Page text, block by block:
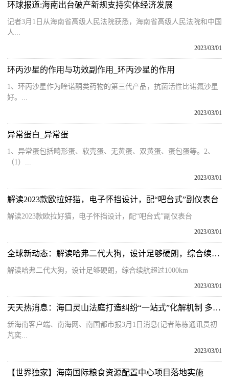
环球报道:海南出台破产新规支持实体经济发展
记者3月1日从海南省高级人民法院获悉，海南省高级人民法院和中国
人...
2023/03/01
环丙沙星的作用与功效副作用_环丙沙星的作用
1、环丙沙星作为喹诺酮类药物的第三代产品，抗菌活性比诺氟沙星
好。...
2023/03/01
异常蛋白_异常蛋
1、异常蛋包括畸形蛋、软壳蛋、无黄蛋、双黄蛋、蛋包蛋等。2、
（1）...
2023/03/01
解读2023款欧拉好猫，电子怀挡设计，配“吧台式”副仪表台
解读2023款欧拉好猫，电子怀挡设计，配“吧台式”副仪表台
2023/03/01
全球新动态：解读哈弗二代大狗，设计足够硬朗，综合续航超过1000km
解读哈弗二代大狗，设计足够硬朗，综合续航超过1000km
2023/03/01
天天热消息：海口灵山法庭打造纠纷“一站式”化解机制 多方联动对接诉源治理
新海南客户端、南海网、南国都市报3月1日消息(记者陈栋通讯员初
芃奕...
2023/03/01
【世界独家】海南国际粮食资源配置中心项目落地实施